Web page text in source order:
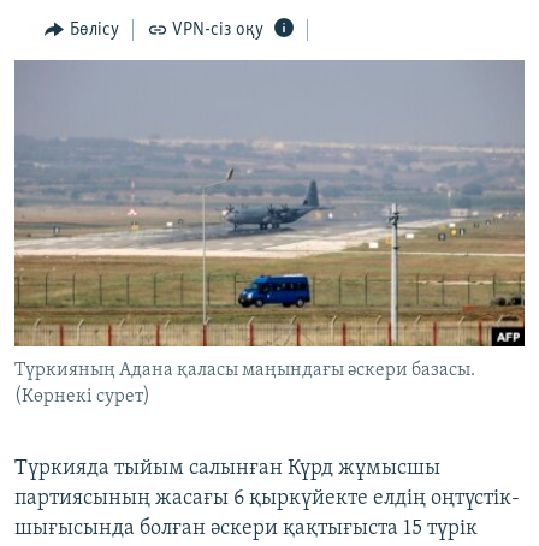
Navigation
Skip
АДАМ ҚҰҚЫҚТАРЫ
АРНАЙЫ ЖОБАЛАР
Русский
ЖАЗЫЛЫҢЫЗ
Басқа тілдерде
Бөлісу VPN-сіз оқу
Түркияның Адана қаласы маңындағы әскери базасы.
(Көрнекі сурет)
Түркияда тыйым салынған Күрд жұмысшы
партиясының жасағы 6 қыркүйекте елдің оңтүстік-
шығысында болған әскери қақтығыста 15 түрік